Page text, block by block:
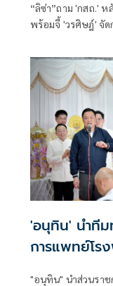
“ลิซ่า”ถาม 'กสถ.' ห
พร้อมจี้ 'วรศิษฎ์' จั
'อนุทิน' นำที
การแพทย์โร
"อนุทิน" นำส่วนรา